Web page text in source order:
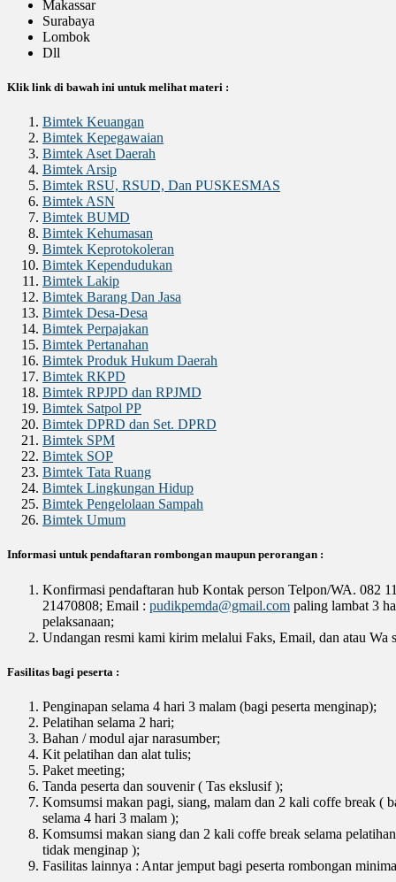
Makassar
Surabaya
Lombok
Dll
Klik link di bawah ini untuk melihat materi :
Bimtek Keuangan
Bimtek Kepegawaian
Bimtek Aset Daerah
Bimtek Arsip
Bimtek RSU, RSUD, Dan PUSKESMAS
Bimtek ASN
Bimtek BUMD
Bimtek Kehumasan
Bimtek Keprotokoleran
Bimtek Kependudukan
Bimtek Lakip
Bimtek Barang Dan Jasa
Bimtek Desa-Desa
Bimtek Perpajakan
Bimtek Pertanahan
Bimtek Produk Hukum Daerah
Bimtek RKPD
Bimtek RPJPD dan RPJMD
Bimtek Satpol PP
Bimtek DPRD dan Set. DPRD
Bimtek SPM
Bimtek SOP
Bimtek Tata Ruang
Bimtek Lingkungan Hidup
Bimtek Pengelolaan Sampah
Bimtek Umum
Informasi untuk pendaftaran rombongan maupun perorangan :
Konfirmasi pendaftaran hub Kontak person Telpon/WA. 082
21470808; Email : pudikpemda@gmail.com paling lambat 3
pelaksanaan;
Undangan resmi kami kirim melalui Faks, Email, dan atau Wa
Fasilitas bagi peserta :
Penginapan selama 4 hari 3 malam (bagi peserta menginap);
Pelatihan selama 2 hari;
Bahan / modul ajar narasumber;
Kit pelatihan dan alat tulis;
Paket meeting;
Tanda peserta dan souvenir ( Tas ekslusif );
Komsumsi makan pagi, siang, malam dan 2 kali coffe break (
selama 4 hari 3 malam );
Komsumsi makan siang dan 2 kali coffe break selama
tidak menginap );
Fasilitas lainnya : Antar jemput bagi peserta rombongan